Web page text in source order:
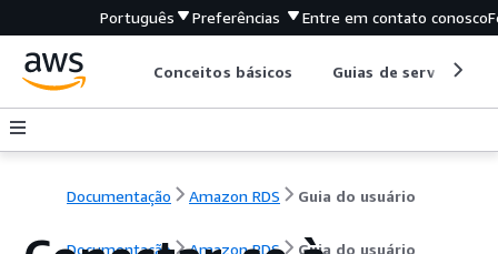
Português Preferências Entre em contato conosco
Conceitos básicos Guias de serviço
Documentação Amazon RDS Guia do usuário
Documentação Amazon RDS Guia do usuário